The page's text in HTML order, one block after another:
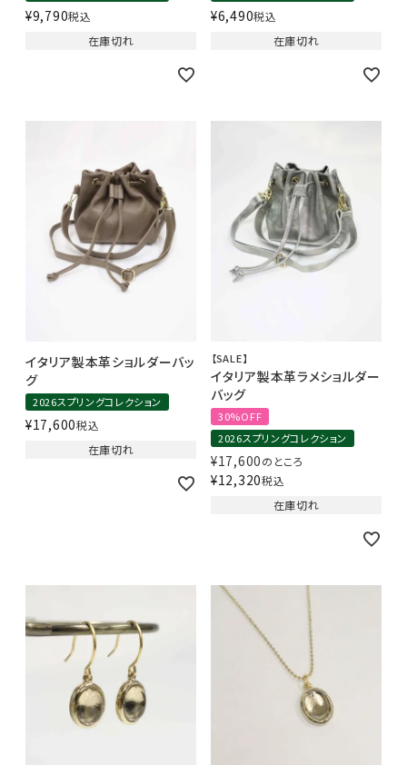
¥9,790税込
在庫切れ
¥6,490税込
在庫切れ
イタリア製本革ショルダーバッ
グ
2026スプリングコレクション
¥17,600税込
在庫切れ
【SALE】
イタリア製本革ラメショルダー
バッグ
30%OFF
2026スプリングコレクション
¥17,600のところ
¥12,320税込
在庫切れ